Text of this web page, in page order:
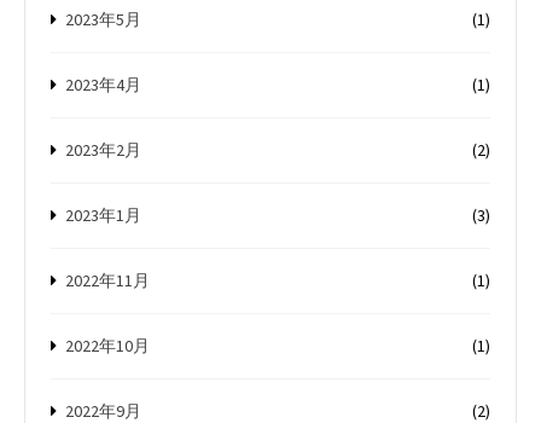
2023年5月 (1)
2023年4月 (1)
2023年2月 (2)
2023年1月 (3)
2022年11月 (1)
2022年10月 (1)
2022年9月 (2)